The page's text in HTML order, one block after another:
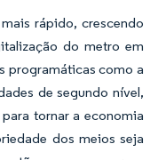
rápido, crescendo
do metro em
programáticas como a
de segundo nível,
tornar a economia
dos meios seja